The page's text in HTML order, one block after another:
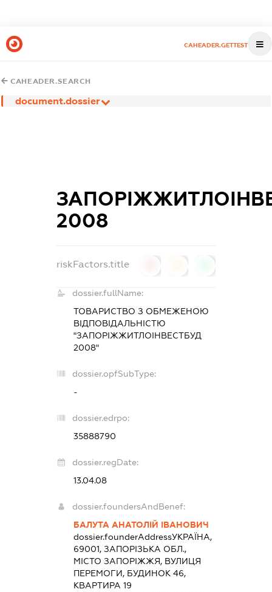
CAHEADER.GETTEST
CAHEADER.SEARCH
document.dossier
2008
riskFactors.title
dossier.fullName:
ТОВАРИСТВО З ОБМЕЖЕНОЮ
ВІДПОВІДАЛЬНІСТЮ
"ЗАПОРІЖЖИТЛОІНВЕСТБУД
2008"
dossier.opfSubType:
-
dossier.edrpo:
35888790
dossier.regDate:
13.04.08
dossier.foundersAndBenef:
БАЛУТА АНАТОЛІЙ ІВАНОВИЧ
dossier.founderAddressУКРАЇНА,
69001, ЗАПОРІЗЬКА ОБЛ.,
МІСТО ЗАПОРІЖЖЯ, ВУЛИЦЯ
ПЕРЕМОГИ, БУДИНОК 46,
КВАРТИРА 19